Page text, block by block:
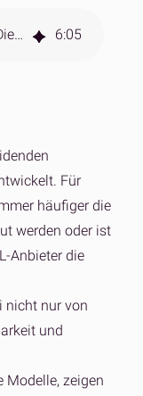
3PL vs. In-house Fulfillment: Die richtige Strategie für Ihr Unternehmen 6:05
Für
häufiger die
werden oder ist
Anbieter die
nicht nur von
und
Modelle, zeigen